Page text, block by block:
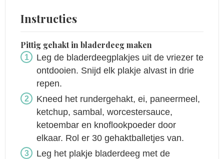
Instructies
Pittig gehakt in bladerdeeg maken
Leg de bladerdeegplakjes uit de vriezer te
ontdooien. Snijd elk plakje alvast in drie
repen.
Kneed het rundergehakt, ei, paneermeel,
ketchup, sambal, worcestersauce,
ketoembar en knoflookpoeder door
elkaar. Rol er 30 gehaktballetjes van.
Leg het plakje bladerdeeg met de